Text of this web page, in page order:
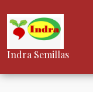
Indra Semillas